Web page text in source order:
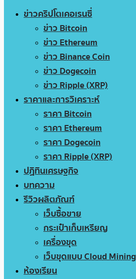
ข่าวคริปโตเคอเรนซี่
ข่าว Bitcoin
ข่าว Ethereum
ข่าว Binance Coin
ข่าว Dogecoin
ข่าว Ripple (XRP)
ราคาและการวิเคราะห์
ราคา Bitcoin
ราคา Ethereum
ราคา Dogecoin
ราคา Ripple (XRP)
ปฏิทินเศรษฐกิจ
บทความ
รีวิวผลิตภัณฑ์
เว็บซื้อขาย
กระเป๋าเก็บเหรียญ
เครื่องขุด
เว็บขุดแบบ Cloud Mining
ห้องเรียน